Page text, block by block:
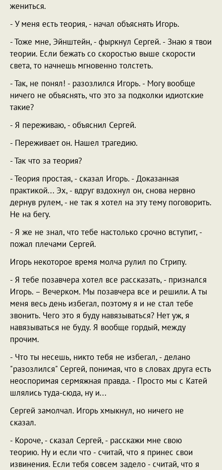
жениться.
- У меня есть теория, - начал объяснять Игорь.
- Тоже мне, Эйнштейн, - фыркнул Сергей. - Знаю я твои
теории. Если бежать со скоростью выше скорости
света, то начнешь мгновенно толстеть.
- Так, не понял! - разозлился Игорь. - Могу вообще
ничего не объяснять, что это за подколки идиотские
такие?
- Я переживаю, - объяснил Сергей.
- Переживает он. Нашел трагедию.
- Так что за теория?
- Теория простая, - сказал Игорь. - Доказанная
практикой... Эх, - вдруг вздохнул он, снова нервно
дернув рулем, - не так я хотел на эту тему поговорить.
Не на бегу.
- Я же не знал, что тебе настолько срочно вступит, -
пожал плечами Сергей.
Игорь некоторое время молча рулил по Стрипу.
- Я тебе позавчера хотел все рассказать, - признался
Игорь. – Вечерком. Мы позавчера все и решили. А ты
меня весь день избегал, поэтому я и не стал тебе
звонить. Чего это я буду навязываться? Нет уж, я
навязываться не буду. Я вообще гордый, между
прочим.
- Что ты несешь, никто тебя не избегал, - делано
"разозлился" Сергей, понимая, что в словах друга есть
неоспоримая сермяжная правда. - Просто мы с Катей
шлялись туда-сюда, ну и...
Сергей замолчал. Игорь хмыкнул, но ничего не
сказал.
- Короче, - сказал Сергей, - расскажи мне свою
теорию. Ну и если что - считай, что я принес свои
извинения. Если тебя совсем задело - считай, что я